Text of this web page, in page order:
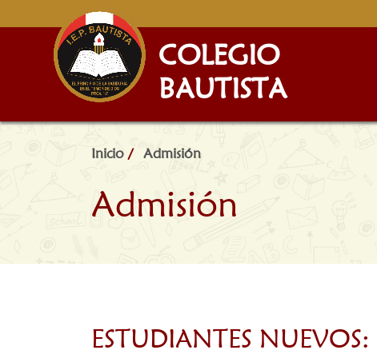
COLEGIO
BAUTISTA
Inicio / Admisión
Admisión
ESTUDIANTES NUEVOS: